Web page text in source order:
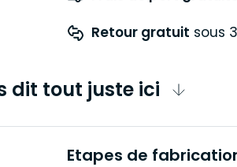
Retour gratuit sous
dit tout juste ici
Etapes de